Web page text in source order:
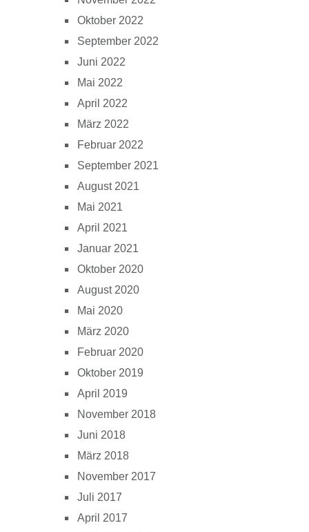
Oktober 2022
September 2022
Juni 2022
Mai 2022
April 2022
März 2022
Februar 2022
September 2021
August 2021
Mai 2021
April 2021
Januar 2021
Oktober 2020
August 2020
Mai 2020
März 2020
Februar 2020
Oktober 2019
April 2019
November 2018
Juni 2018
März 2018
November 2017
Juli 2017
April 2017